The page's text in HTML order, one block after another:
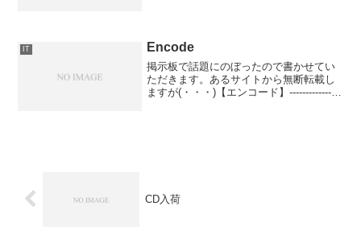
が...
IT Encode
掲示板で話題にのぼったので書かせてい
ただきます。あるサイトから無断転載し
ますが(・・・)【エンコード】----------------
CD入荷